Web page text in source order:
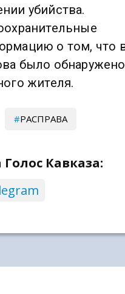
убийства.
о том, что
было обнаружено
жителя.
РАСПРАВА
Кавказа: